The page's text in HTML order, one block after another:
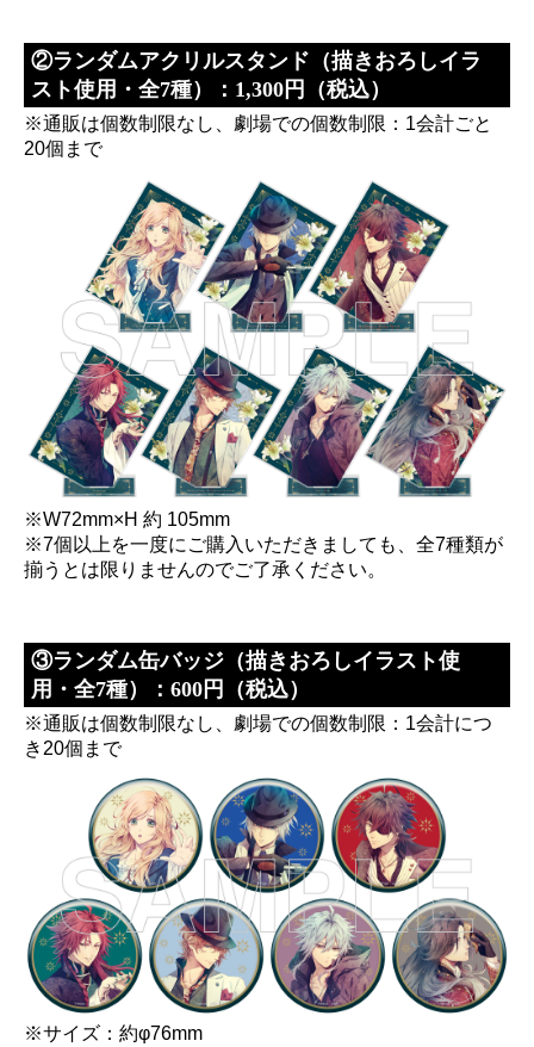
②ランダムアクリルスタンド（描きおろしイラ
スト使用・全7種）：1,300円（税込）
※通販は個数制限なし、劇場での個数制限：1会計ごと
20個まで
※W72mm×H 約 105mm
※7個以上を一度にご購入いただきましても、全7種類が
揃うとは限りませんのでご了承ください。
③ランダム缶バッジ（描きおろしイラスト使
用・全7種）：600円（税込）
※通販は個数制限なし、劇場での個数制限：1会計につ
き20個まで
※サイズ：約φ76mm